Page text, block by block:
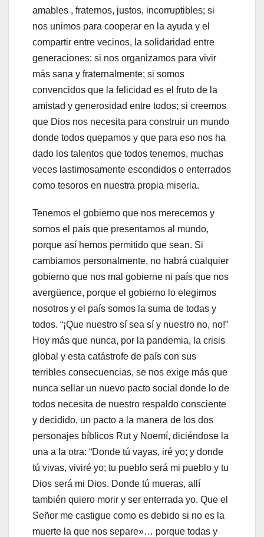
amables , fraternos, justos, incorruptibles; si
nos unimos para cooperar en la ayuda y el
compartir entre vecinos, la solidaridad entre
generaciones; si nos organizamos para vivir
más sana y fraternalmente; si somos
convencidos que la felicidad es el fruto de la
amistad y generosidad entre todos; si creemos
que Dios nos necesita para construir un mundo
donde todos quepamos y que para eso nos ha
dado los talentos que todos tenemos, muchas
veces lastimosamente escondidos o enterrados
como tesoros en nuestra propia miseria.
Tenemos el gobierno que nos merecemos y
somos el país que presentamos al mundo,
porque así hemos permitido que sean. Si
cambiamos personalmente, no habrá cualquier
gobierno que nos mal gobierne ni país que nos
avergüence, porque el gobierno lo elegimos
nosotros y el país somos la suma de todas y
todos. “¡Que nuestro sí sea sí y nuestro no, no!”
Hoy más que nunca, por la pandemia, la crisis
global y esta catástrofe de país con sus
terribles consecuencias, se nos exige más que
nunca sellar un nuevo pacto social donde lo de
todos necesita de nuestro respaldo consciente
y decidido, un pacto a la manera de los dos
personajes bíblicos Rut y Noemí, diciéndose la
una a la otra: “Donde tú vayas, iré yo; y donde
tú vivas, viviré yo; tu pueblo será mi pueblo y tu
Dios será mi Dios. Donde tú mueras, allí
también quiero morir y ser enterrada yo. Que el
Señor me castigue como es debido si no es la
muerte la que nos separe»… porque todas y